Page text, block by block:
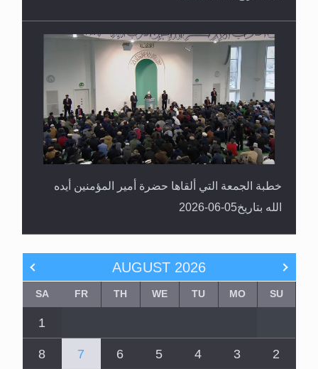
خطبة الجمعة التي ألقاها حضرة أمير المؤمنين أيده
الله بتاريخ12-06-2026
خطبة الجمعة التي ألقاها حضرة أمير المؤمنين أيده
الله بتاريخ05-06-2026
AUGUST 2026
SA
1